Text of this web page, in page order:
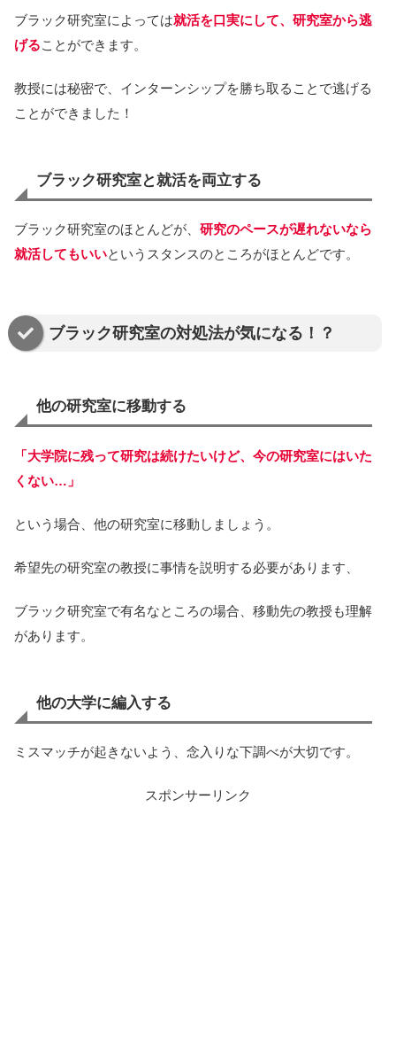
ブラック研究室によっては就活を口実にして、研究室から逃
げることができます。
教授には秘密で、インターンシップを勝ち取ることで逃げる
ことができました！
ブラック研究室と就活を両立する
ブラック研究室のほとんどが、 研究のペースが遅れないなら
就活してもいいというスタンスのところがほとんどです。
ブラック研究室の対処法が気になる！？
他の研究室に移動する
「大学院に残って研究は続けたいけど、今の研究室にはいた
くない…」
という場合、他の研究室に移動しましょう。
希望先の研究室の教授に事情を説明する必要があります、
ブラック研究室で有名なところの場合、移動先の教授も理解
があります。
他の大学に編入する
ミスマッチが起きないよう、念入りな下調べが大切です。
スポンサーリンク